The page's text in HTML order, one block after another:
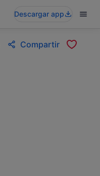
Descargar app
Compartir